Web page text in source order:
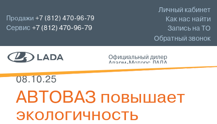
Личный кабинет
Как нас найти
Запись на ТО
Обратный звонок
Продажи+7 (812) 470-96-79
Сервис+7 (812) 470-96-79
Официальный дилер
Аларм-Моторс ЛАДА
08.10.25
АВТОВАЗ повышает
экологичность